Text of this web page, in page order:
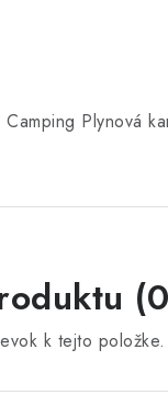
Plynová
k tejto položke.